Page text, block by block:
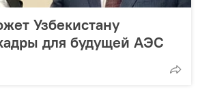
Узбекистану
для будущей АЭС